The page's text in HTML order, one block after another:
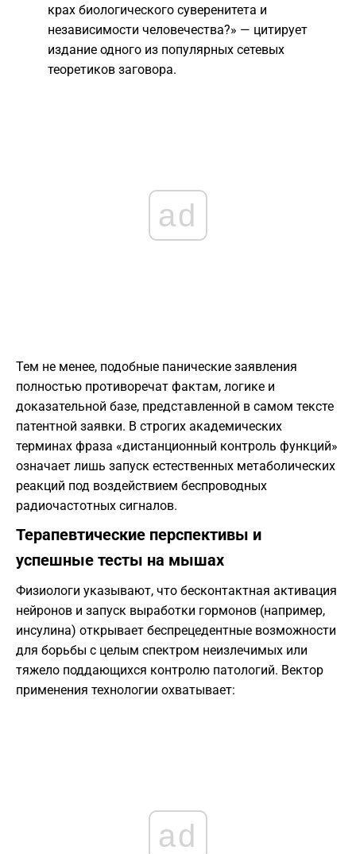
крах биологического суверенитета и
независимости человечества?» — цитирует
издание одного из популярных сетевых
теоретиков заговора.
ad
Тем не менее, подобные панические заявления
полностью противоречат фактам, логике и
доказательной базе, представленной в самом тексте
патентной заявки. В строгих академических
терминах фраза «дистанционный контроль функций»
означает лишь запуск естественных метаболических
реакций под воздействием беспроводных
радиочастотных сигналов.
Терапевтические перспективы и
успешные тесты на мышах
Физиологи указывают, что бесконтактная активация
нейронов и запуск выработки гормонов (например,
инсулина) открывает беспрецедентные возможности
для борьбы с целым спектром неизлечимых или
тяжело поддающихся контролю патологий. Вектор
применения технологии охватывает:
ad